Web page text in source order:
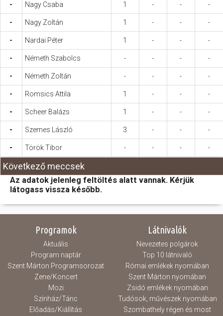
- Nagy Csaba 1 - - -
- Nagy Zoltán 1 - - -
- Nardai Péter 1 - - -
- Németh Szabolcs - - - -
- Németh Zoltán - - - -
- Romsics Attila 1 - - -
- Scheer Balázs 1 - - -
- Szemes László 3 - - -
- Török Tibor - - - -
Következő meccsek
Az adatok jelenleg feltöltés alatt vannak. Kérjük
látogass vissza később.
Programok
Aktuális
Program naptár
Szent Márton Programsorozat
Zene/Koncert
Mozi
Színház/Tánc
Előadás/Kiállítás
Látnivalók
Nevezetes polgárok
Top 10 látnivaló
Római emlékek nyomában
Szent Márton nyomában
Zsidó emlékek nyomában
Tudósok, művészek nyomában
Szombathely régen és most